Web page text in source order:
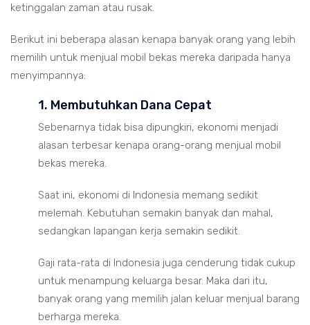
ketinggalan zaman atau rusak.
Berikut ini beberapa alasan kenapa banyak orang yang lebih
memilih untuk menjual mobil bekas mereka daripada hanya
menyimpannya:
1. Membutuhkan Dana Cepat
Sebenarnya tidak bisa dipungkiri, ekonomi menjadi
alasan terbesar kenapa orang-orang menjual mobil
bekas mereka.
Saat ini, ekonomi di Indonesia memang sedikit
melemah. Kebutuhan semakin banyak dan mahal,
sedangkan lapangan kerja semakin sedikit.
Gaji rata-rata di Indonesia juga cenderung tidak cukup
untuk menampung keluarga besar. Maka dari itu,
banyak orang yang memilih jalan keluar menjual barang
berharga mereka.